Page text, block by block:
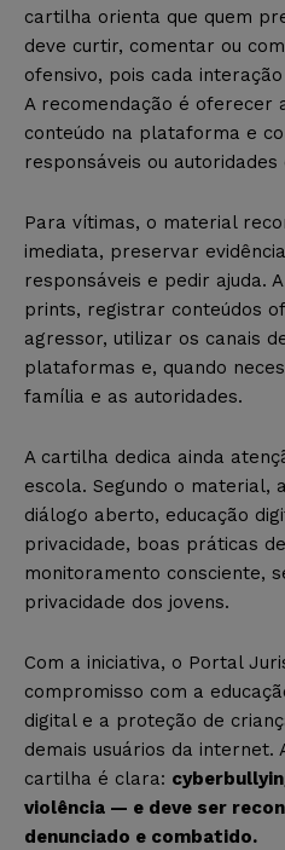
cartilha orienta que quem
deve curtir, comentar ou
ofensivo, pois cada
A recomendação é oferecer
conteúdo na plataforma e
responsáveis ou
Para vítimas, o material
imediata, preservar
responsáveis e pedir ajuda.
prints, registrar conteúdos
agressor, utilizar os canais
plataformas e, quando
família e as autoridades.
A cartilha dedica ainda
escola. Segundo o material,
diálogo aberto, educação
privacidade, boas práticas
monitoramento consciente,
privacidade dos jovens.
Com a iniciativa, o Portal
compromisso com a
digital e a proteção de
demais usuários da internet.
cartilha é clara:
violência — e deve ser
denunciado e combatido.